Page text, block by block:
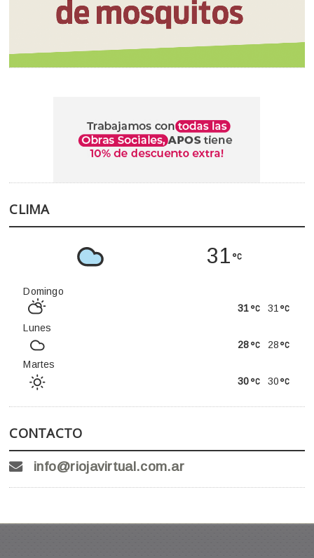
CLIMA
31
Domingo
31
31
Lunes
28
28
Martes
30
30
CONTACTO
info@riojavirtual.com.ar